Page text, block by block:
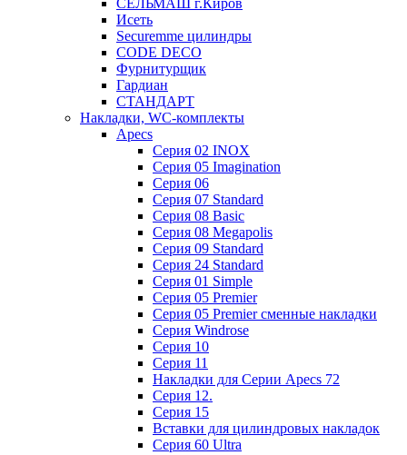
СЕЛЬМАШ г.Киров
Исеть
Securemme цилиндры
CODE DECO
Фурнитурщик
Гардиан
СТАНДАРТ
Накладки, WC-комплекты
Apecs
Cерия 02 INOX
Cерия 05 Imagination
Cерия 06
Cерия 07 Standard
Cерия 08 Basic
Cерия 08 Megapolis
Cерия 09 Standard
Cерия 24 Standard
Серия 01 Simple
Серия 05 Premier
Серия 05 Premier сменные накладки
Cерия Windrose
Серия 10
Серия 11
Накладки для Серии Apecs 72
Серия 12.
Серия 15
Вставки для цилиндровых накладок
Серия 60 Ultra